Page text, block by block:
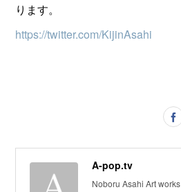
ります。
https://twitter.com/KijinAsahi
A-pop.tv
Noboru Asahi Art works